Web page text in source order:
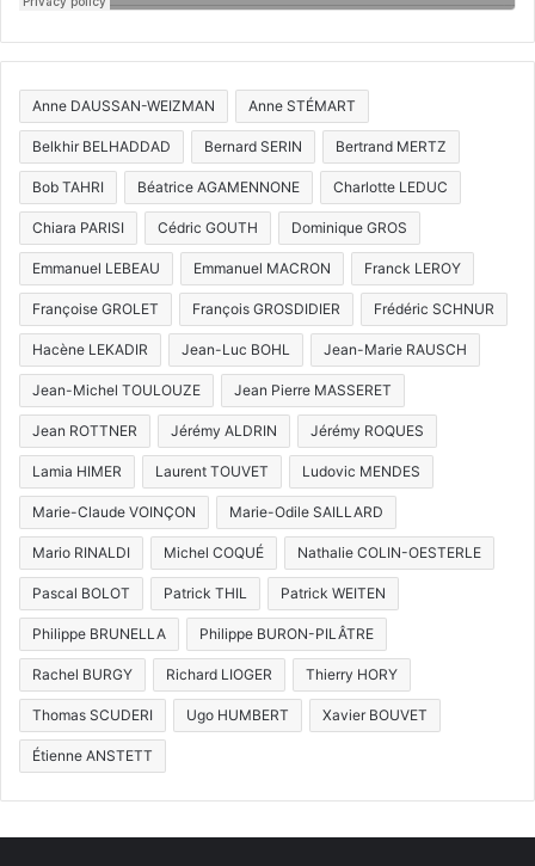
Anne DAUSSAN-WEIZMAN Anne STÉMART
Belkhir BELHADDAD Bernard SERIN Bertrand MERTZ
Bob TAHRI Béatrice AGAMENNONE Charlotte LEDUC
Chiara PARISI Cédric GOUTH Dominique GROS
Emmanuel LEBEAU Emmanuel MACRON Franck LEROY
Françoise GROLET François GROSDIDIER Frédéric SCHNUR
Hacène LEKADIR Jean-Luc BOHL Jean-Marie RAUSCH
Jean-Michel TOULOUZE Jean Pierre MASSERET
Jean ROTTNER Jérémy ALDRIN Jérémy ROQUES
Lamia HIMER Laurent TOUVET Ludovic MENDES
Marie-Claude VOINÇON Marie-Odile SAILLARD
Mario RINALDI Michel COQUÉ Nathalie COLIN-OESTERLE
Pascal BOLOT Patrick THIL Patrick WEITEN
Philippe BRUNELLA Philippe BURON-PILÂTRE
Rachel BURGY Richard LIOGER Thierry HORY
Thomas SCUDERI Ugo HUMBERT Xavier BOUVET
Étienne ANSTETT